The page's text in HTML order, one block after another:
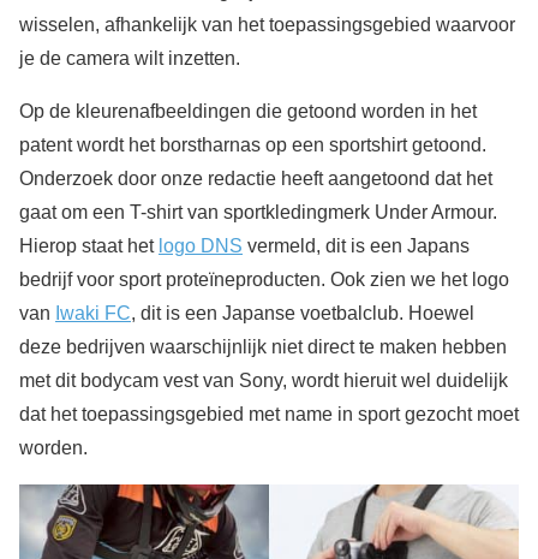
wisselen, afhankelijk van het toepassingsgebied waarvoor
je de camera wilt inzetten.
Op de kleurenafbeeldingen die getoond worden in het
patent wordt het borstharnas op een sportshirt getoond.
Onderzoek door onze redactie heeft aangetoond dat het
gaat om een T-shirt van sportkledingmerk Under Armour.
Hierop staat het logo DNS vermeld, dit is een Japans
bedrijf voor sport proteïneproducten. Ook zien we het logo
van Iwaki FC, dit is een Japanse voetbalclub. Hoewel
deze bedrijven waarschijnlijk niet direct te maken hebben
met dit bodycam vest van Sony, wordt hieruit wel duidelijk
dat het toepassingsgebied met name in sport gezocht moet
worden.